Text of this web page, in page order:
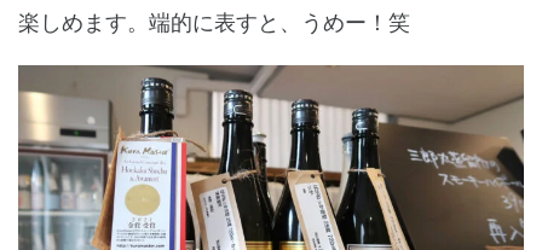
楽しめます。端的に表すと、うめー！笑